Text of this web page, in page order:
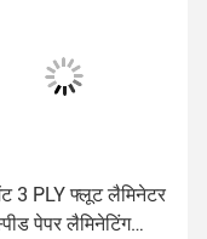
3 PLY फ्लूट लैमिनेटर
पेपर लैमिनेटिंग